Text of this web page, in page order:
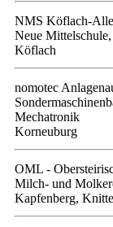
NMS Köflach-
Neue
Köflach
nomotec
Mechatronik
Korneuburg
OML -
Milch- und
Kapfenberg,